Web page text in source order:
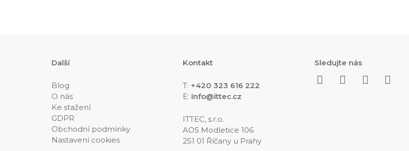
Další
Blog
O nás
Ke stažení
GDPR
Obchodní podmínky
Nastavení cookies
Kontakt
T: +420 323 616 222
E: info@ittec.cz
ITTEC, s.r.o.
AOS Modletice 106
251 01 Říčany u Prahy
Sledujte nás